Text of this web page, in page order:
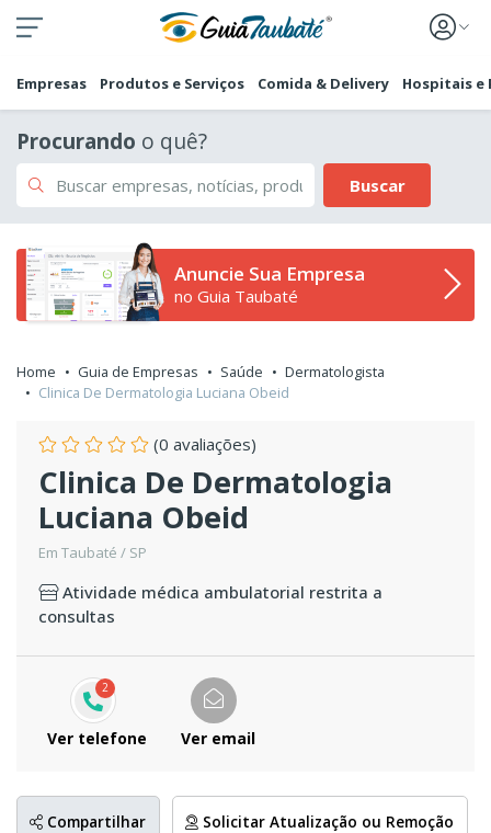
Empresas Produtos e Serviços Comida & Delivery Hospitais e
Procurando o quê?
Buscar
Anuncie Sua Empresa
no Guia Taubaté
Home Guia de Empresas Saúde
Dermatologista
Clinica De Dermatologia Luciana Obeid
(0 avaliações)
Clinica De Dermatologia
Luciana Obeid
Em Taubaté / SP
Atividade médica ambulatorial restrita a
consultas
2
Ver telefone Ver email
Compartilhar Solicitar Atualização ou Remoção